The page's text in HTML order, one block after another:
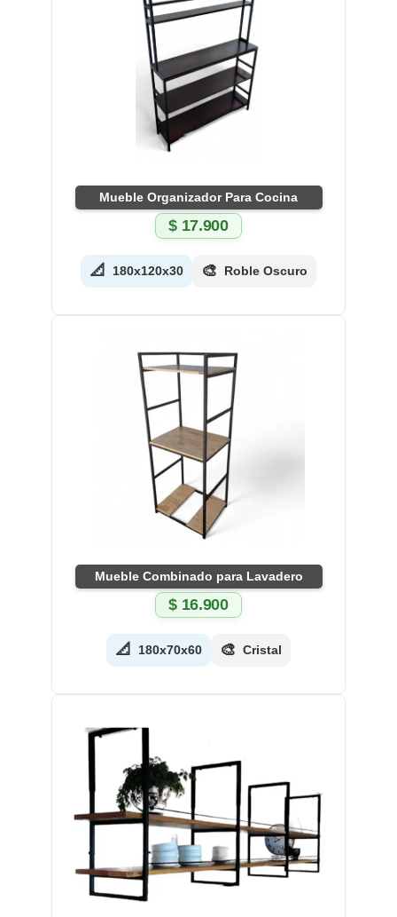
Mueble Organizador Para Cocina
$17.900
📐 180x120x30 🎨 Roble Oscuro
Mueble Combinado para Lavadero
$16.900
📐 180x70x60 🎨 Cristal